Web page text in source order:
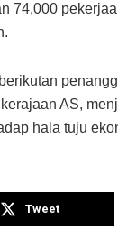
74,000
AS,
hala tuju
Tweet